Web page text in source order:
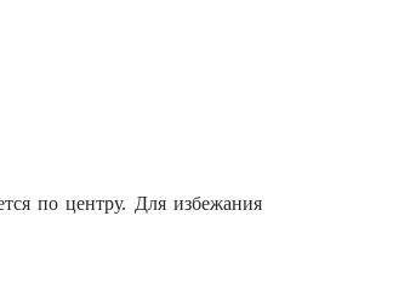
по центру. Для избежания